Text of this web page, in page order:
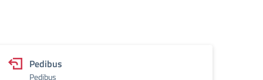
Pedibus
Pedibus